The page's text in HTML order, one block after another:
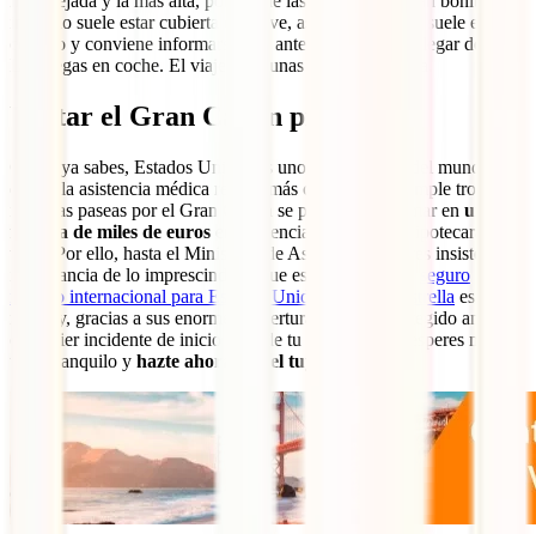
invierno suele estar cubierta de nieve, así que el acceso suele estar
cerrado y conviene informarse con antelación. Podrás llegar desde
Las Vegas en coche. El viaje dura unas 6 horas y media.
Visitar el Gran Cañón protegido
Como ya sabes, Estados Unidos es uno de los países del mundo
donde la asistencia médica resulta más cara. Así, un simple tropezón
mientras paseas por el Gran Cañón se podría transformar en una
factura de miles de euros en asistencia médica que hipotecara tu
viaje. Por ello, hasta el Ministerio de Asuntos Exteriores insiste en la
importancia de lo imprescindible que es contar con un
seguro
médico internacional para Estados Unidos
IATI Estrella es el
mejor y, gracias a sus enormes coberturas, estarás protegido ante
cualquier incidente de inicio a fin de tu aventura. No esperes más,
viaja tranquilo y hazte ahora con el tuyo